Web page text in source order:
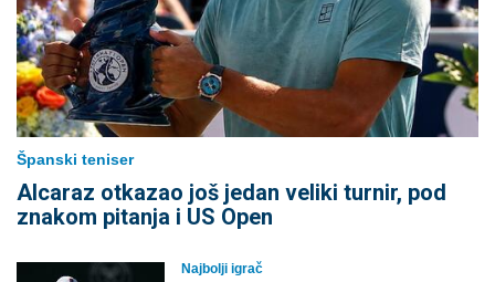
Španski teniser
Alcaraz otkazao još jedan veliki turnir, pod
znakom pitanja i US Open
Najbolji igrač